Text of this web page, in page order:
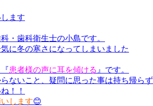
ます
・歯科衛生士の小島です。
に冬の寒さになってしまいました
患者様の声に耳を傾ける 』です。
ないこと、疑問に思った事は持ち帰らず
！！
します😊